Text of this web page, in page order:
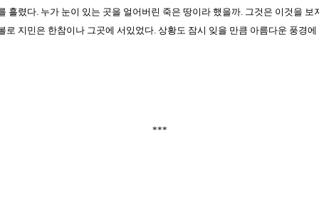
흘렸다. 누가 눈이 있는 곳을 얼어버린 죽은 땅이라 했을까. 그것은 이것을 보
로 지민은 한참이나 그곳에 서있었다. 상황도 잠시 잊을 만큼 아름다운 풍경에
***